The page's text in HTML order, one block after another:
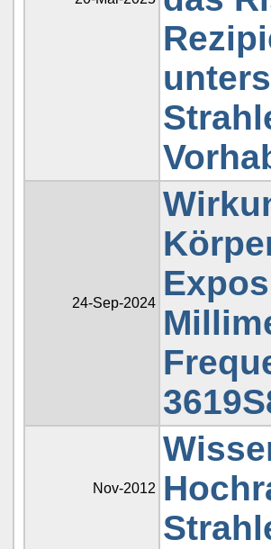
24-Sep-2024
Nov-2012